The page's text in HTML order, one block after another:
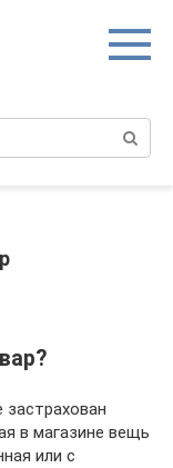
в магазине вещь
или с